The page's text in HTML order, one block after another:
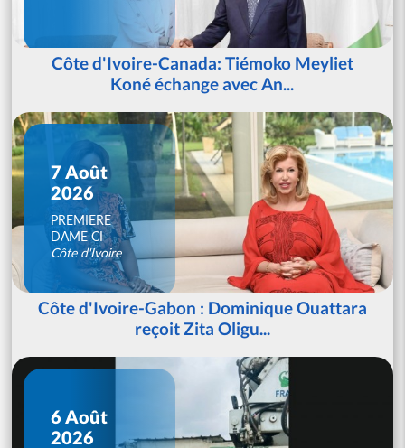
Côte d'Ivoire-Canada: Tiémoko Meyliet
Koné échange avec An...
7 Août
2026
PREMIERE
DAME CI
Côte d'Ivoire
Côte d'Ivoire-Gabon : Dominique Ouattara
reçoit Zita Oligu...
6 Août
2026